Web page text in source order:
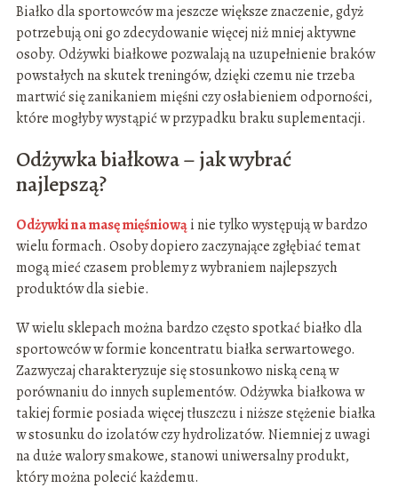
Białko dla sportowców ma jeszcze większe znaczenie, gdyż
potrzebują oni go zdecydowanie więcej niż mniej aktywne
osoby. Odżywki białkowe pozwalają na uzupełnienie braków
powstałych na skutek treningów, dzięki czemu nie trzeba
martwić się zanikaniem mięśni czy osłabieniem odporności,
które mogłyby wystąpić w przypadku braku suplementacji.
Odżywka białkowa – jak wybrać
najlepszą?
Odżywki na masę mięśniowąi nie tylko występują w bardzo
wielu formach. Osoby dopiero zaczynające zgłębiać temat
mogą mieć czasem problemy z wybraniem najlepszych
produktów dla siebie.
W wielu sklepach można bardzo często spotkać białko dla
sportowców w formie koncentratu białka serwartowego.
Zazwyczaj charakteryzuje się stosunkowo niską ceną w
porównaniu do innych suplementów. Odżywka białkowa w
takiej formie posiada więcej tłuszczu i niższe stężenie białka
w stosunku do izolatów czy hydrolizatów. Niemniej z uwagi
na duże walory smakowe, stanowi uniwersalny produkt,
który można polecić każdemu.